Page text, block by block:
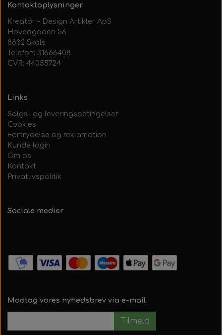
Kontaktoplysninger
Kreatór - Design Artikler ApS
Hovedgaden 56
8832 Skals
Telefon: 31666408
CVR: 44055724
Links
Salgs- og leveringsbetingelser
Cookies
Fortrydelse og reklamation
Kunde login
Om os
Kontakt
Privatlivspolitik
Sociale medier
Modtag vores nyhedsbrev via e-mail
Tilmeld